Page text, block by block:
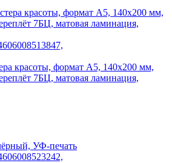
красоты, формат А5, 140х200 мм,
7БЦ, матовая ламинация,